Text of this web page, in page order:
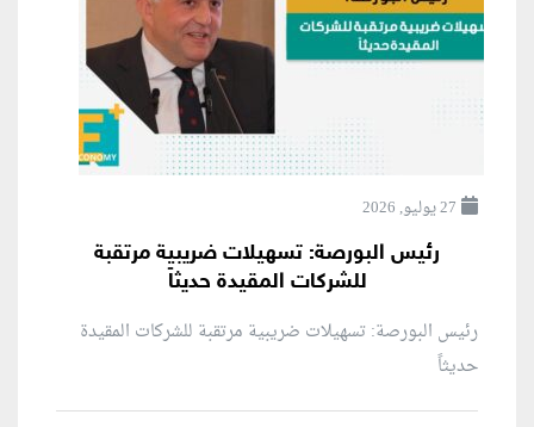
27 يوليو, 2026
رئيس البورصة: تسهيلات ضريبية مرتقبة
للشركات المقيدة حديثاً
رئيس البورصة: تسهيلات ضريبية مرتقبة للشركات المقيدة
حديثاً